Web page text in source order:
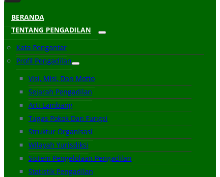
BERANDA
TENTANG PENGADILAN
Kata Pengantar
Profil Pengadilan
Visi, Misi, Dan Motto
Sejarah Pengadilan
Arti Lambang
Tugas Pokok Dan Fungsi
Struktur Organisasi
Wilayah Yurisdiksi
Sistem Pengelolaan Pengadilan
Statistik Pengadilan